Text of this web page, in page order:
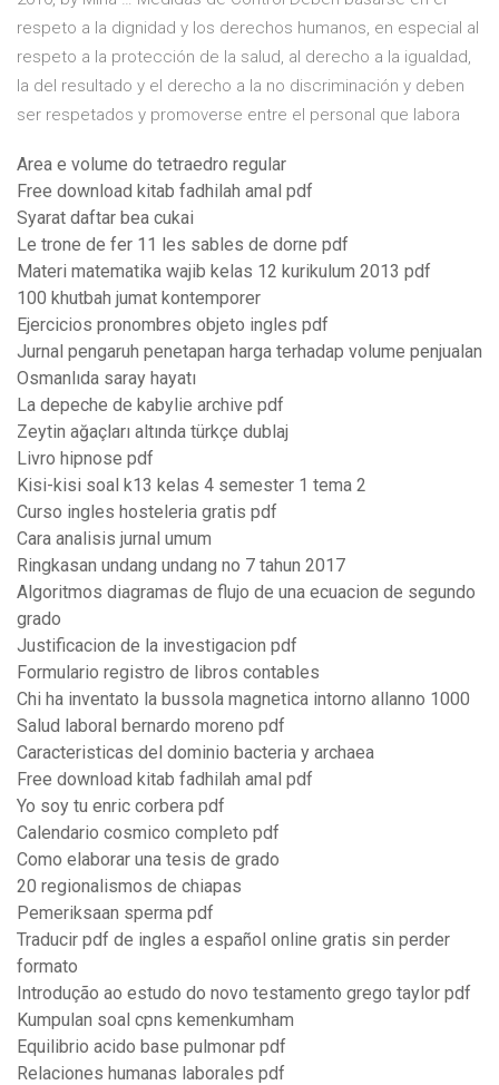
respeto a la dignidad y los derechos humanos, en especial al
respeto a la protección de la salud, al derecho a la igualdad,
la del resultado y el derecho a la no discriminación y deben
ser respetados y promoverse entre el personal que labora
Area e volume do tetraedro regular
Free download kitab fadhilah amal pdf
Syarat daftar bea cukai
Le trone de fer 11 les sables de dorne pdf
Materi matematika wajib kelas 12 kurikulum 2013 pdf
100 khutbah jumat kontemporer
Ejercicios pronombres objeto ingles pdf
Jurnal pengaruh penetapan harga terhadap volume penjualan
Osmanlıda saray hayatı
La depeche de kabylie archive pdf
Zeytin ağaçları altında türkçe dublaj
Livro hipnose pdf
Kisi-kisi soal k13 kelas 4 semester 1 tema 2
Curso ingles hosteleria gratis pdf
Cara analisis jurnal umum
Ringkasan undang undang no 7 tahun 2017
Algoritmos diagramas de flujo de una ecuacion de segundo
grado
Justificacion de la investigacion pdf
Formulario registro de libros contables
Chi ha inventato la bussola magnetica intorno allanno 1000
Salud laboral bernardo moreno pdf
Caracteristicas del dominio bacteria y archaea
Free download kitab fadhilah amal pdf
Yo soy tu enric corbera pdf
Calendario cosmico completo pdf
Como elaborar una tesis de grado
20 regionalismos de chiapas
Pemeriksaan sperma pdf
Traducir pdf de ingles a español online gratis sin perder
formato
Introdução ao estudo do novo testamento grego taylor pdf
Kumpulan soal cpns kemenkumham
Equilibrio acido base pulmonar pdf
Relaciones humanas laborales pdf